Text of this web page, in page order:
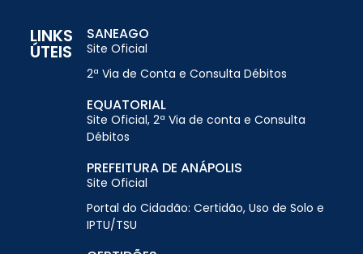
LINKS
ÚTEIS
SANEAGO
Site Oficial
2ª Via de Conta e Consulta Débitos
EQUATORIAL
Site Oficial, 2ª Via de conta e Consulta
Débitos
PREFEITURA DE ANÁPOLIS
Site Oficial
Portal do Cidadão: Certidão, Uso de Solo e
IPTU/TSU